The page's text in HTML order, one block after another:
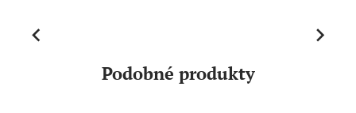
Podobné produkty
Previous Next